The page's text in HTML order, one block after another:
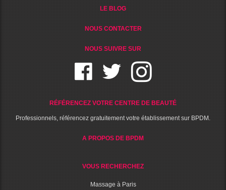
LE BLOG
NOUS CONTACTER
NOUS SUIVRE SUR
RÉFÉRENCEZ VOTRE CENTRE DE BEAUTÉ
Professionnels, référencez gratuitement votre établissement sur BPDM.
A PROPOS DE BPDM
VOUS RECHERCHEZ
Massage à Paris